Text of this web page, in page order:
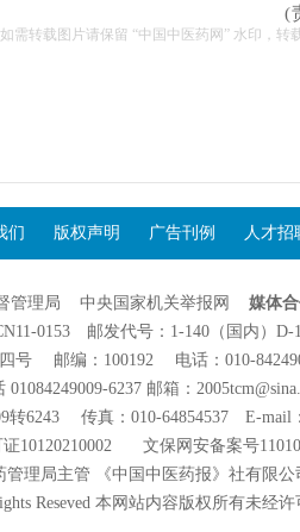
(
需转载图片请保留 “中国中医药网” 水印，转
们 版权声明 广告刊例 人才招
管理局 中央国家机关举报网 媒体合
0153 邮发代号：1-140（国内）D-
号 邮编：100192 电话：010-
01084249009-6237 邮箱：
转6243 传真：010-64854537 E-mail
10120210002文保网安备案号
管理局主管 《中国中医药报》社有限公
Reseved 本网站内容版权所有未经